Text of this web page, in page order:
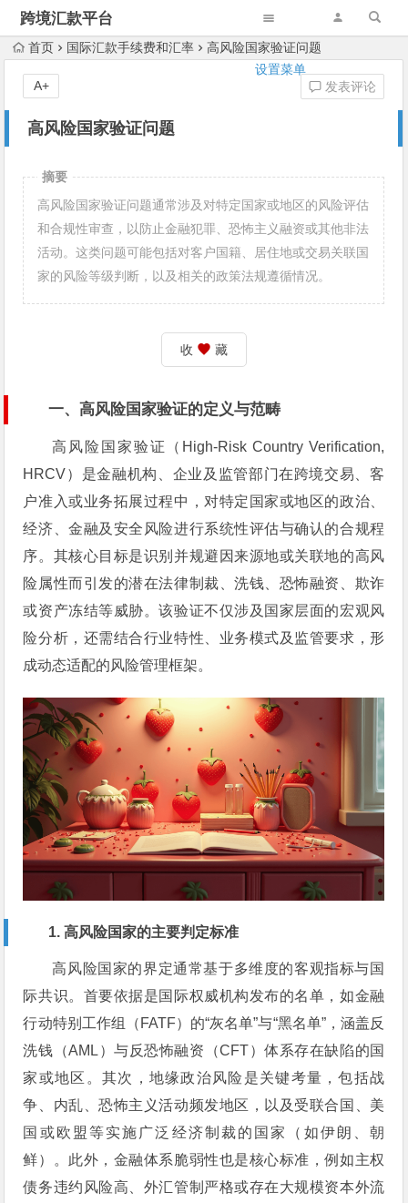
跨境汇款平台
设置菜单
首页 国际汇款手续费和汇率 高风险国家验证问题
高风险国家验证问题
发表评论
A+
摘要
高风险国家验证问题通常涉及对特定国家或地区的风险评估
和合规性审查，以防止金融犯罪、恐怖主义融资或其他非法
活动。这类问题可能包括对客户国籍、居住地或交易关联国
家的风险等级判断，以及相关的政策法规遵循情况。
收 藏
一、高风险国家验证的定义与范畴
高风险国家验证（High-Risk Country Verification,
HRCV）是金融机构、企业及监管部门在跨境交易、客
户准入或业务拓展过程中，对特定国家或地区的政治、
经济、金融及安全风险进行系统性评估与确认的合规程
序。其核心目标是识别并规避因来源地或关联地的高风
险属性而引发的潜在法律制裁、洗钱、恐怖融资、欺诈
或资产冻结等威胁。该验证不仅涉及国家层面的宏观风
险分析，还需结合行业特性、业务模式及监管要求，形
成动态适配的风险管理框架。
1. 高风险国家的主要判定标准
高风险国家的界定通常基于多维度的客观指标与国
际共识。首要依据是国际权威机构发布的名单，如金融
行动特别工作组（FATF）的“灰名单”与“黑名单”，涵盖反
洗钱（AML）与反恐怖融资（CFT）体系存在缺陷的国
家或地区。其次，地缘政治风险是关键考量，包括战
争、内乱、恐怖主义活动频发地区，以及受联合国、美
国或欧盟等实施广泛经济制裁的国家（如伊朗、朝
鲜）。此外，金融体系脆弱性也是核心标准，例如主权
债务违约风险高、外汇管制严格或存在大规模资本外流